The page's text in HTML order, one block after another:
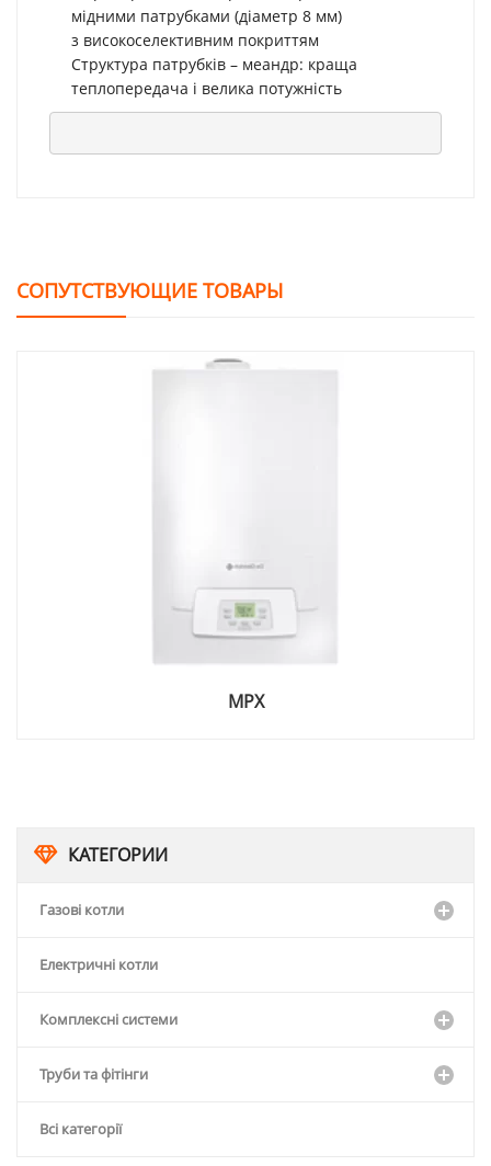
КАТЕГОРИИ
Газові котли
Електричні котли
Комплексні системи
Труби та фітінги
Всі категорії
мідними патрубками (діаметр 8 мм)
з високоселективним покриттям
Структура патрубків – меандр: краща
теплопередача і велика потужність
СОПУТСТВУЮЩИЕ ТОВАРЫ